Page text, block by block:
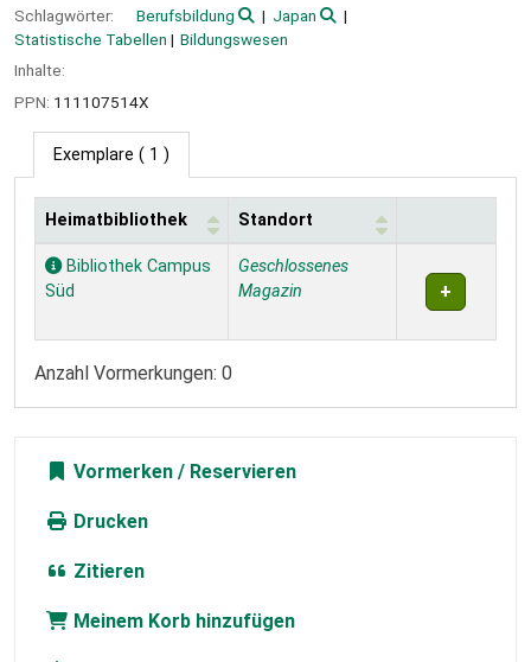
Schlagwörter:
Berufsbildung
Japan
Statistische Tabellen
Bildungswesen
Inhalte:
PPN: 111107514X
Exemplare ( 1 )
Exemplare
Heimatbibliothek Standort
Bibliothek Campus
Süd
Geschlossenes
Magazin
Anzahl Vormerkungen: 0
Vormerken
Drucken
Zitieren
Meinem Korb hinzufügen